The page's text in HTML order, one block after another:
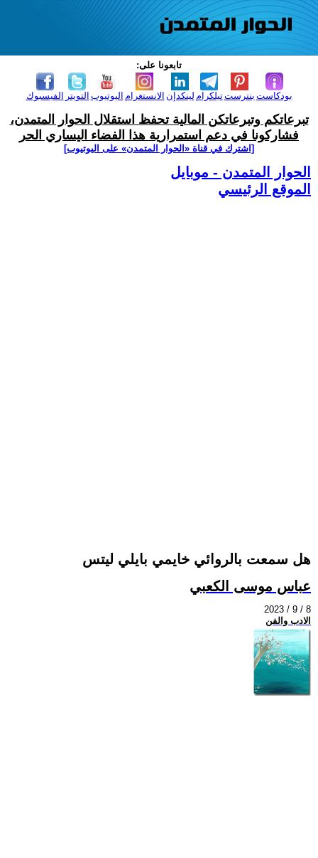
تابعونا على:
الفيسبوك التويتر اليوتيوب الانستغرام لينكدإن تيلكرامبنترست بودكاست
تبرعاتكم وتبرعاتكن المالية تحفظ استقلال الحوار المتمدن،
فشاركونا في دعم استمرارية هذا الفضاء اليساري الحر
[اشترك في قناة ‫«الحوار المتمدن» على اليوتيوب]
الحوار المتمدن - موبايل
الموقع الرئيسي
هل سمعت بالروائي خايمي بايلي ليتس
عباس موسى الكعبي
2023 / 9 / 8
الادب والفن